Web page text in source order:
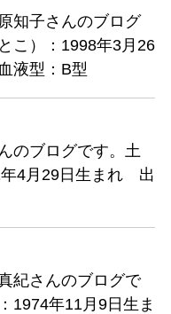
知子さんのブログ
こ）：1998年3月26
液型：B型
のブログです。土
年4月29日生まれ 出
紀さんのブログで
1974年11月9日生ま